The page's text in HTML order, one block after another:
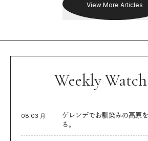
View More Articles
Weekly
08.03 月
ゲレンデでお馴染みの高原
る。